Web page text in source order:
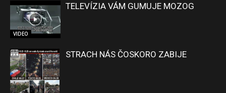
VIDEO
TELEVÍZIA VÁM GUMUJE MOZOG
STRACH NÁS ČOSKORO ZABIJE